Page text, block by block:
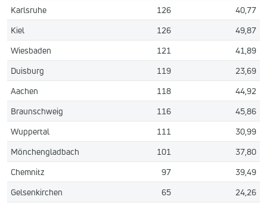
Karlsruhe
126
40,77
Kiel
126
49,87
Wiesbaden
121
41,89
Duisburg
119
23,69
Aachen
118
44,92
Braunschweig
116
45,86
Wuppertal
111
30,99
Mönchengladbach
101
37,80
Chemnitz
97
39,49
Gelsenkirchen
65 24,26